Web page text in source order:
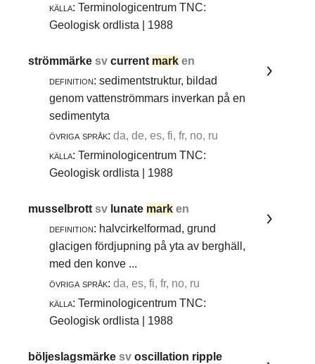
källa: Terminologicentrum TNC:
Geologisk ordlista | 1988
strömmärkesvcurrent mark en
definition: sedimentstruktur, bildad
genom vattenströmmars inverkan på en
sedimentyta
övriga språk: da, de, es, fi, fr, no, ru
källa: Terminologicentrum TNC:
Geologisk ordlista | 1988
musselbrottsv lunate mark en
definition: halvcirkelformad, grund
glacigen fördjupning på yta av berghäll,
med den konve ...
övriga språk: da, es, fi, fr, no, ru
källa: Terminologicentrum TNC:
Geologisk ordlista | 1988
böljeslagsmärkesvoscillation ripple